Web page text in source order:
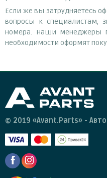
Если же вы затрудняетесь
вопросы к специалистам,
номера. Наши менеджеры
необходимости оформят
© 2019 «Avant.Parts» -